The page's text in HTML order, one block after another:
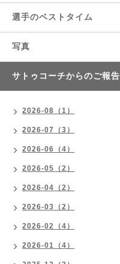
選手のベストタイム
写真
サトゥコーチからのご報告
2026-08（1）
2026-07（3）
2026-06（4）
2026-05（2）
2026-04（2）
2026-03（2）
2026-02（4）
2026-01（4）